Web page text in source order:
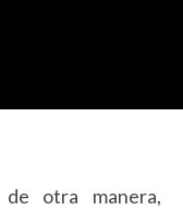
otra manera,